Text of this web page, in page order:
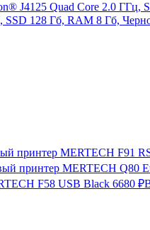
J4125 Quad Core 2.0
принтер MERTECH F91
принтер MERTECH Q80
F58 USB Black 6680 ₽